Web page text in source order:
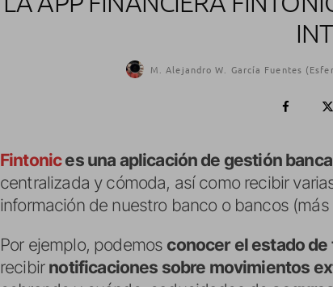
M. Alejandro W. García Fuentes
Fintonices una aplicación de gestión
centralizada y cómoda, así como recibir
información de nuestro banco o bancos
Por ejemplo, podemos conocer el estado
recibir notificaciones sobre movimientos